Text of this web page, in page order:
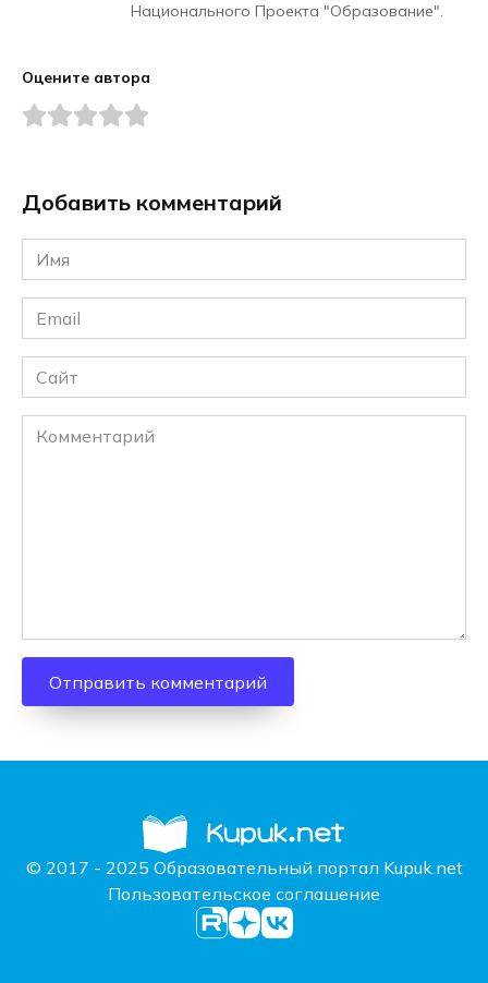
Национального Проекта "Образование".
Оцените автора
Добавить комментарий
Имя
*
Email
*
Сайт
Комментарий
© 2017 - 2025 Образовательный портал Kupuk.net
Пользовательское соглашение